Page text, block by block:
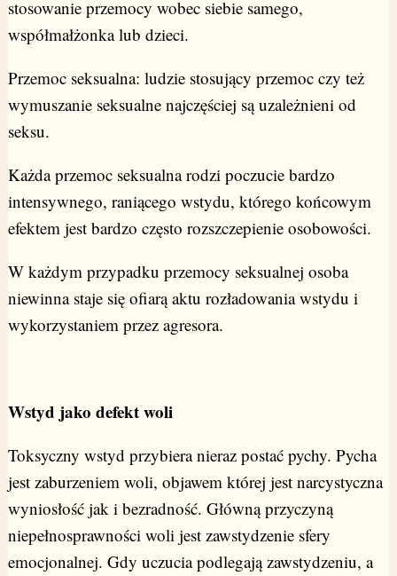
stosowanie przemocy wobec siebie samego,
współmałżonka lub dzieci.
Przemoc seksualna: ludzie stosujący przemoc czy też
wymuszanie seksualne najczęściej są uzależnieni od
seksu.
Każda przemoc seksualna rodzi poczucie bardzo
intensywnego, raniącego wstydu, którego końcowym
efektem jest bardzo często rozszczepienie osobowości.
W każdym przypadku przemocy seksualnej osoba
niewinna staje się ofiarą aktu rozładowania wstydu i
wykorzystaniem przez agresora.
Wstyd jako defekt woli
Toksyczny wstyd przybiera nieraz postać pychy. Pycha
jest zaburzeniem woli, objawem której jest narcystyczna
wyniosłość jak i bezradność. Główną przyczyną
niepełnosprawności woli jest zawstydzenie sfery
emocjonalnej. Gdy uczucia podlegają zawstydzeniu, a